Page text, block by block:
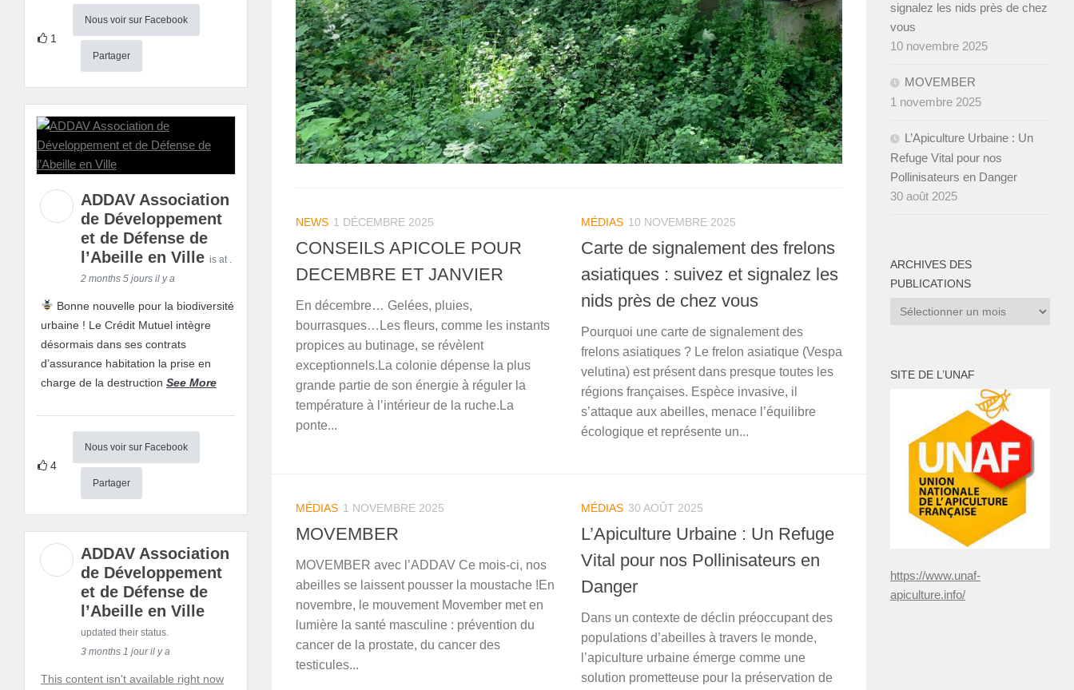
NEWS 1 DÉCEMBRE 2025
CONSEILS APICOLE POUR
DECEMBRE ET JANVIER ­
En décembre… Gelées, pluies,
bourrasques…Les fleurs, comme les instants
propices au butinage, se révèlent
exceptionnels.La colonie dépense la plus
grande partie de son énergie à réguler la
température à l’intérieur de la ruche.La
ponte...
MÉDIAS 10 NOVEMBRE 2025
Carte de signalement des frelons
asiatiques : suivez et signalez les
nids près de chez vous
Pourquoi une carte de signalement des
frelons asiatiques ? Le frelon asiatique (Vespa
velutina) est présent dans presque toutes les
régions françaises. Espèce invasive, il
s’attaque aux abeilles, menace l’équilibre
écologique et représente un...
MÉDIAS 1 NOVEMBRE 2025
MOVEMBER
MOVEMBER avec l’ADDAV Ce mois-ci, nos
abeilles se laissent pousser la moustache !En
novembre, le mouvement Movember met en
lumière la santé masculine : prévention du
cancer de la prostate, du cancer des
testicules...
MÉDIAS 30 AOÛT 2025
L’Apiculture Urbaine : Un Refuge
Vital pour nos Pollinisateurs en
Danger
Dans un contexte de déclin préoccupant des
populations d’abeilles à travers le monde,
l’apiculture urbaine émerge comme une
solution prometteuse pour la préservation de
1
Nous voir sur Facebook
Partager
ADDAV Association
de Développement
et de Défense de
l’Abeille en Ville is at .
2 months 5 jours il y a
Bonne nouvelle pour la biodiversité
urbaine ! Le Crédit Mutuel intègre
désormais dans ses contrats
d’assurance habitation la prise en
charge de la destruction See More
4
Nous voir sur Facebook
Partager
ADDAV Association
de Développement
et de Défense de
l’Abeille en Ville
updated their status.
3 months 1 jour il y a
This content isn't available right now
signalez les nids près de chez
vous
10 novembre 2025
MOVEMBER
1 novembre 2025
L’Apiculture Urbaine : Un
Refuge Vital pour nos
Pollinisateurs en Danger
30 août 2025
ARCHIVES DES
PUBLICATIONS
Archives
SITE DE L’UNAF
https://www.unaf-
apiculture.info/